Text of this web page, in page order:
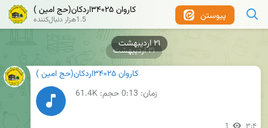
۲۱ اردیبهشت
پیوستن کاروان ۳۴۰۲۵اردکان(حج امین )
1.5هزار دنبال‌کننده
کاروان ۳۴۰۲۵اردکان(حج امین )
زمان: 0:13حجم: 61.4K
۲۱ اردیبهشت